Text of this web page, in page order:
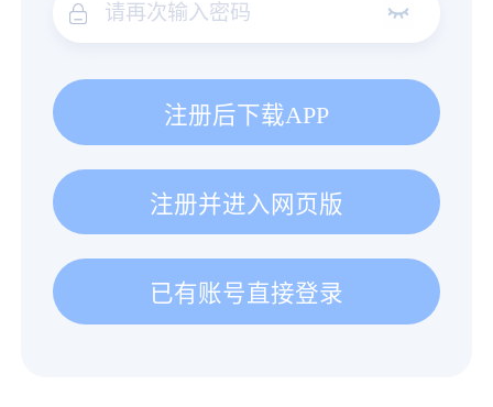
注册后下载APP
注册并进入网页版
已有账号直接登录